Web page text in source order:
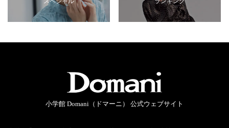
小学館 Domani（ドマーニ） 公式ウェブサイト